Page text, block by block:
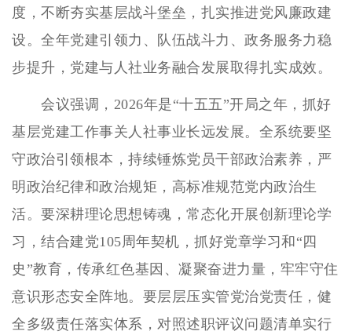
度，不断夯实基层战斗堡垒，扎实推进党风廉政建
设。全年党建引领力、队伍战斗力、政务服务力稳
步提升，党建与人社业务融合发展取得扎实成效。
会议强调，2026年是“十五五”开局之年，抓好
基层党建工作事关人社事业长远发展。全系统要坚
守政治引领根本，持续锤炼党员干部政治素养，严
明政治纪律和政治规矩，高标准规范党内政治生
活。要深耕理论思想铸魂，常态化开展创新理论学
习，结合建党105周年契机，抓好党章学习和“四
史”教育，传承红色基因、凝聚奋进力量，牢牢守住
意识形态安全阵地。要层层压实管党治党责任，健
全多级责任落实体系，对照述职评议问题清单实行